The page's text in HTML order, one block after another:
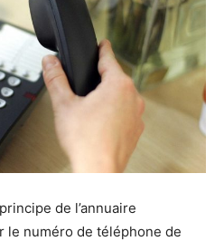
de l’annuaire
le numéro de téléphone de